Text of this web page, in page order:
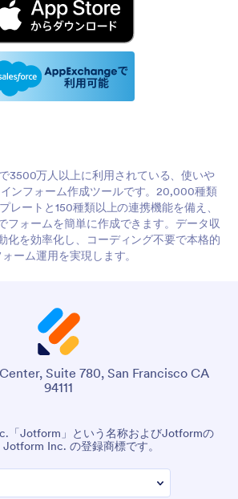
3500万人以上に利用されている、使いや
ンフォーム作成ツールです。20,000種類
レートと150種類以上の連携機能を備え、
フォームを簡単に作成できます。データ収
化を効率化し、コーディング不要で本格的
ォーム運用を実現します。
Suite 780, San Francisco CA
94111
Jotform」という名称およびJotformの
Jotform Inc. の登録商標です。